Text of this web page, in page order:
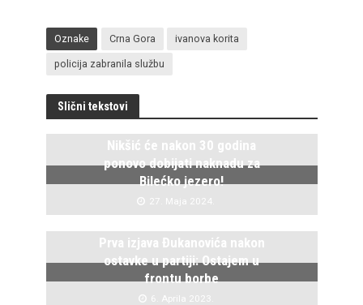
Oznake Crna Gora ivanova korita
policija zabranila službu
Slični tekstovi
Nikšić će nakon 30 godina
ponovo dobijati naknadu za
Bilećko jezero!
27. Maja 2024.
Prva izjava Đukanovića nakon
ostavke u partiji: Ostajem u
frontu borbe
6. Aprila 2023.